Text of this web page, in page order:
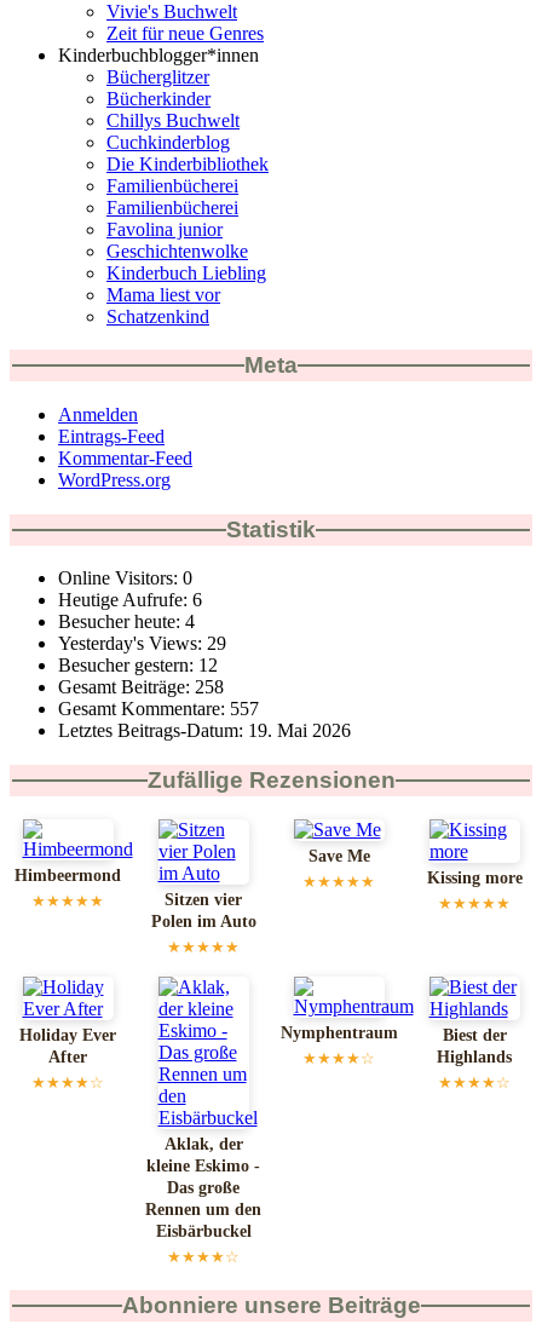
Vivie's Buchwelt
Zeit für neue Genres
Kinderbuchblogger*innen
Bücherglitzer
Bücherkinder
Chillys Buchwelt
Cuchkinderblog
Die Kinderbibliothek
Familienbücherei
Familienbücherei
Favolina junior
Geschichtenwolke
Kinderbuch Liebling
Mama liest vor
Schatzenkind
Meta
Anmelden
Eintrags-Feed
Kommentar-Feed
WordPress.org
Statistik
Online Visitors: 0
Heutige Aufrufe: 6
Besucher heute: 4
Yesterday's Views: 29
Besucher gestern: 12
Gesamt Beiträge: 258
Gesamt Kommentare: 557
Letztes Beitrags-Datum: 19. Mai 2026
Zufällige Rezensionen
Himbeermond
★★★★★
Sitzen vier
Polen im Auto
★★★★★
Save Me
★★★★★ Kissing more
★★★★★
Holiday Ever
After
★★★★☆
Aklak, der
kleine Eskimo -
Das große
Rennen um den
Eisbärbuckel
★★★★☆
Nymphentraum
★★★★☆
Biest der
Highlands
★★★★☆
Abonniere unsere Beiträge